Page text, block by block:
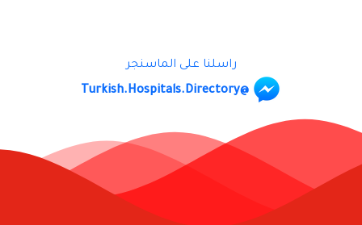
راسلنا على الماسنجر
@Turkish.Hospitals.Directory